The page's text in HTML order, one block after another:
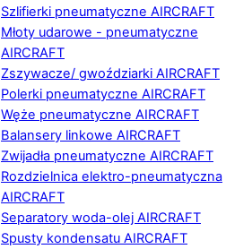
Szlifierki pneumatyczne AIRCRAFT
Młoty udarowe - pneumatyczne
AIRCRAFT
Zszywacze/ gwoździarki AIRCRAFT
Polerki pneumatyczne AIRCRAFT
Węże pneumatyczne AIRCRAFT
Balansery linkowe AIRCRAFT
Zwijadła pneumatyczne AIRCRAFT
Rozdzielnica elektro-pneumatyczna
AIRCRAFT
Separatory woda-olej AIRCRAFT
Spusty kondensatu AIRCRAFT